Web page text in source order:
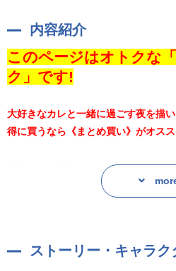
内容紹介
このページはオトクな
ク」です!
大好きなカレと一緒に過ごす夜を描
得に買うなら《まとめ買い》がオス
→ 総額5,000円!
ストーリー・キャラク